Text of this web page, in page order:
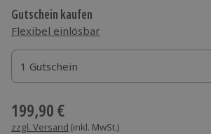
Gutschein kaufen
Flexibel einlösbar
1 Gutschein
1 Gutschein
1 Gutschein
199,90 €
zzgl. Versand (inkl. MwSt.)